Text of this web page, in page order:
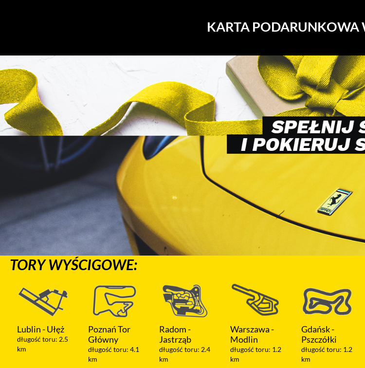
KARTA PODARUNKOWA
TORY WYŚCIGOWE:
Poznań Tor
Główny
długość toru: 4.1
Radom -
Jastrząb
długość toru: 2.4
km
Warszawa -
Modlin
długość toru: 1.2
km
Gdańsk -
Pszczółki
długość toru: 1.2
km
Kraków
długość toru: 1.5
km